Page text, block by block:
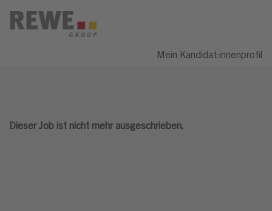
Mein Kandidat:innenprofil
Dieser Job ist nicht mehr ausgeschrieben.